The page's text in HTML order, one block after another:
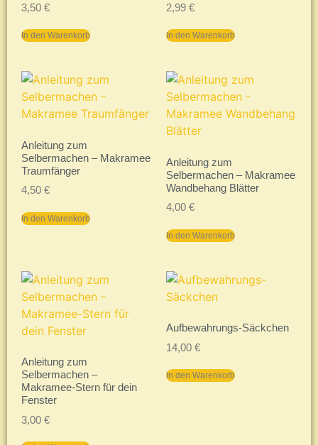
3,50 €
In den Warenkorb
2,99 €
In den Warenkorb
Anleitung zum
Selbermachen – Makramee
Traumfänger
4,50 €
In den Warenkorb
Anleitung zum
Selbermachen – Makramee
Wandbehang Blätter
4,00 €
In den Warenkorb
Anleitung zum
Selbermachen –
Makramee-Stern für dein
Fenster
3,00 €
Aufbewahrungs-Säckchen
14,00 €
In den Warenkorb